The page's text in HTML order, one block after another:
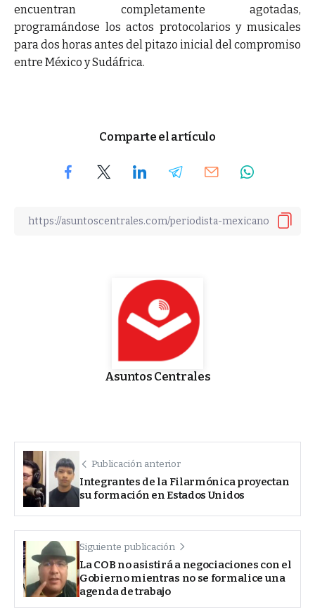
encuentran completamente agotadas,
programándose los actos protocolarios y musicales
para dos horas antes del pitazo inicial del compromiso
entre México y Sudáfrica.
Comparte el artículo
Asuntos Centrales
Publicación anterior
Integrantes de la Filarmónica proyectan
su formación en Estados Unidos
Siguiente publicación
La COB no asistirá a negociaciones con el
Gobierno mientras no se formalice una
agenda de trabajo